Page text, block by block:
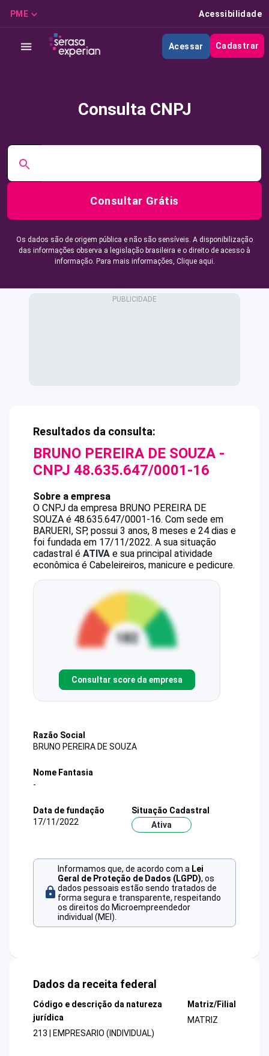
PME Acessibilidade
Acessar Cadastrar
Consulta CNPJ
Consultar Grátis
Os dados são de origem pública e não são sensíveis. A disponibilização
das informações observa a legislação brasileira e o direito de acesso à
informação. Para mais informações, Clique aqui.
Resultados da consulta:
BRUNO PEREIRA DE SOUZA -
CNPJ 48.635.647/0001-16
Sobre a empresa
O CNPJ da empresa BRUNO PEREIRA DE
SOUZA é 48.635.647/0001-16. Com sede em
BARUERI, SP, possui 3 anos, 8 meses e 24 dias e
foi fundada em 17/11/2022. A sua situação
cadastral é ATIVA e sua principal atividade
econômica é Cabeleireiros, manicure e pedicure.
Consultar score da empresa
Razão Social
BRUNO PEREIRA DE SOUZA
Nome Fantasia
-
Data de fundação
17/11/2022
Situação Cadastral
Ativa
Informamos que, de acordo com a Lei
Geral de Proteção de Dados (LGPD), os
dados pessoais estão sendo tratados de
forma segura e transparente, respeitando
os direitos do Microempreendedor
individual (MEI).
Dados da receita federal
Código e descrição da natureza
jurídica
213 | EMPRESARIO (INDIVIDUAL)
Matriz/Filial
MATRIZ